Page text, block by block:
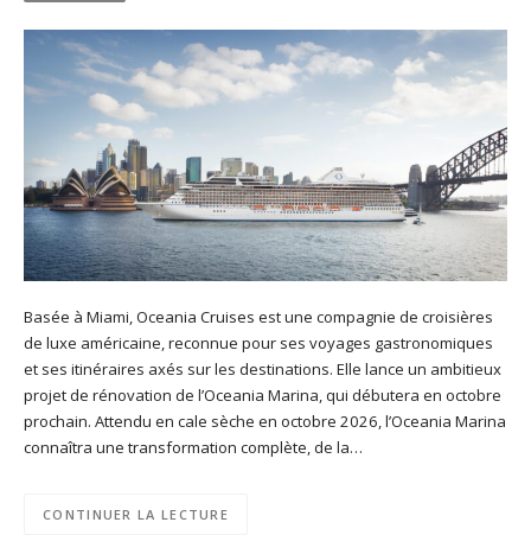
Basée à Miami, Oceania Cruises est une compagnie de croisières
de luxe américaine, reconnue pour ses voyages gastronomiques
et ses itinéraires axés sur les destinations. Elle lance un ambitieux
projet de rénovation de l’Oceania Marina, qui débutera en octobre
prochain. Attendu en cale sèche en octobre 2026, l’Oceania Marina
connaîtra une transformation complète, de la…
CONTINUER LA LECTURE